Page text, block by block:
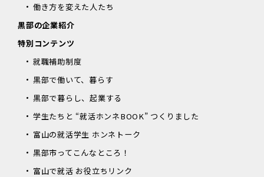
働き方を変えた人たち
黒部の企業紹介
特別コンテンツ
就職補助制度
黒部で働いて、暮らす
黒部で暮らし、起業する
学生たちと “就活ホンネBOOK” つくりました
富山の就活学生 ホンネトーク
黒部市ってこんなところ！
富山で就活 お役立ちリンク